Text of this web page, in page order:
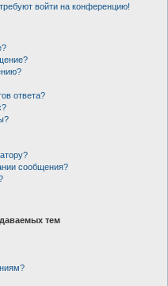
войти на конференцию!
ответа?
сообщения?
тем